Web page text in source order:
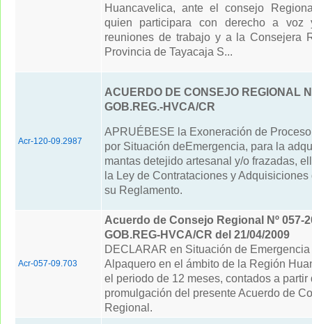
Huancavelica, ante el consejo
quien participara con derecho a
reuniones de trabajo y a la Consejera
Provincia de Tayacaja S...
Acr-120-09.2987
ACUERDO DE CONSEJO REGIONAL
GOB.REG.-HVCA/CR
APRUÉBESE la Exoneración de
por Situación deEmergencia, para la
mantas detejido artesanal y/o frazadas,
la Ley de Contrataciones y Adquisiciones
su Reglamento.
Acr-057-09.703
Acuerdo de Consejo Regional Nº 057-
GOB.REG-HVCA/CR del 21/04/2009
DECLARAR en Situación de Emergencia
Alpaquero en el ámbito de la Región
el periodo de 12 meses, contados a partir
promulgación del presente Acuerdo de
Regional.